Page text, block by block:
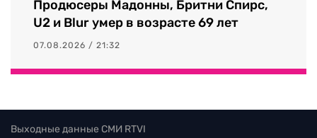
Продюсеры Мадонны, Бритни Спирс,
U2 и Blur умер в возрасте 69 лет
07.08.2026 / 21:32
Выходные данные СМИ RTVI